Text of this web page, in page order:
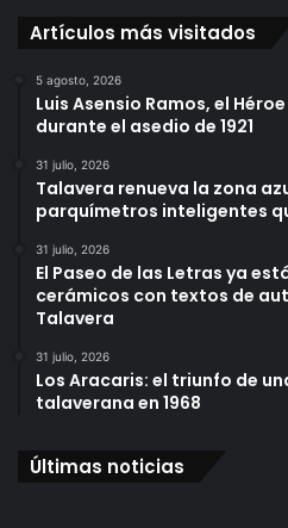
Artículos más visitados
5 agosto, 2026
Luis Asensio Ramos, el
durante el asedio de 1921
31 julio, 2026
Talavera renueva la zona
parquímetros inteligentes
31 julio, 2026
El Paseo de las Letras ya
cerámicos con textos de
Talavera
31 julio, 2026
Los Aracaris: el triunfo de
talaverana en 1968
Últimas noticias